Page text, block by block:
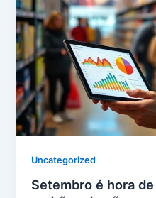
Uncategorized
Setembro é hora